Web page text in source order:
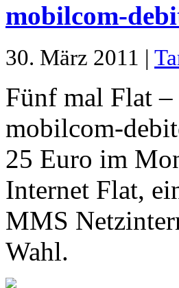
mobilcom-
30. März 2011 |
Fünf mal Flat –
mobilcom-
25 Euro im
Internet Flat,
MMS
Wahl.